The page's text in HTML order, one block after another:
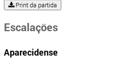
Print da partida
Escalações
Aparecidense